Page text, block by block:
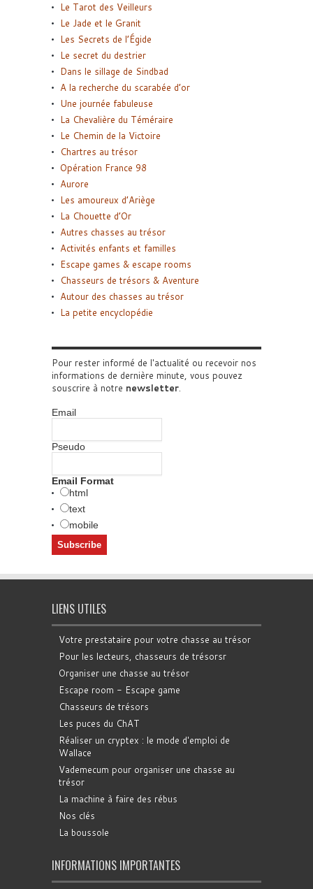
Le Tarot des Veilleurs
Le Jade et le Granit
Les Secrets de l’Égide
Le secret du destrier
Dans le sillage de Sindbad
A la recherche du scarabée d’or
Une journée fabuleuse
La Chevalière du Téméraire
Le Chemin de la Victoire
Chartres au trésor
Opération France 98
Aurore
Les amoureux d’Ariège
La Chouette d’Or
Autres chasses au trésor
Activités enfants et familles
Escape games & escape rooms
Chasseurs de trésors & Aventure
Autour des chasses au trésor
La petite encyclopédie
Pour rester informé de l'actualité ou recevoir nos
informations de dernière minute, vous pouvez
souscrire à notre newsletter.
Email
Pseudo
Email Format
html
text
mobile
LIENS UTILES
Votre prestataire pour votre chasse au trésor
Pour les lecteurs, chasseurs de trésorsr
Organiser une chasse au trésor
Escape room - Escape game
Chasseurs de trésors
Les puces du ChAT
Réaliser un cryptex : le mode d'emploi de
Wallace
Vademecum pour organiser une chasse au
trésor
La machine à faire des rébus
Nos clés
La boussole
INFORMATIONS IMPORTANTES